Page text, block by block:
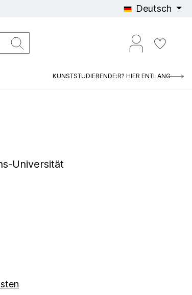
Deutsch
KUNSTSTUDIERENDE:R? HIER ENTLANG
Universität